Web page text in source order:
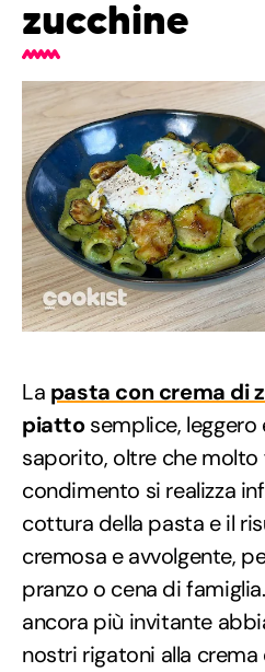
zucchine
La pasta con crema di
piattosemplice,
saporito, oltre che molto
condimento si realizza
cottura della pasta e il
cremosa e avvolgente,
pranzo o cena di
ancora più invitante
nostri rigatoni alla